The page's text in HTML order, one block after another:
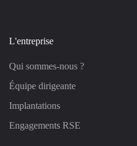
L'entreprise
Qui sommes-nous ?
Équipe dirigeante
Implantations
Engagements RSE